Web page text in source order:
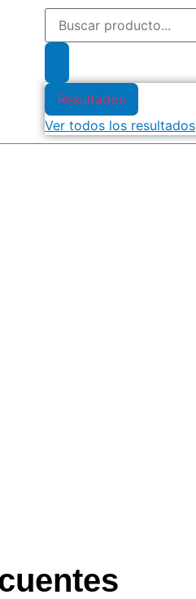
Resultados
Ver todos los resultados